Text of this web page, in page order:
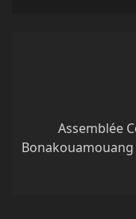
Assemblée
Bonakouamouang